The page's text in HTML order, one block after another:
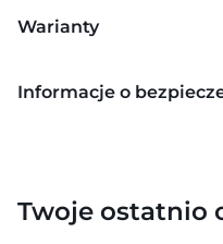
Warianty
Informacje o
Twoje ostatnio